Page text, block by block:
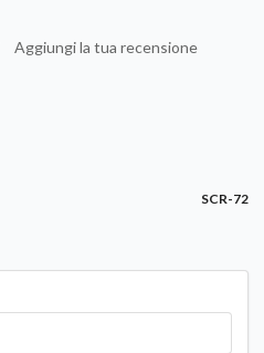
Aggiungi la tua recensione
SCR-72